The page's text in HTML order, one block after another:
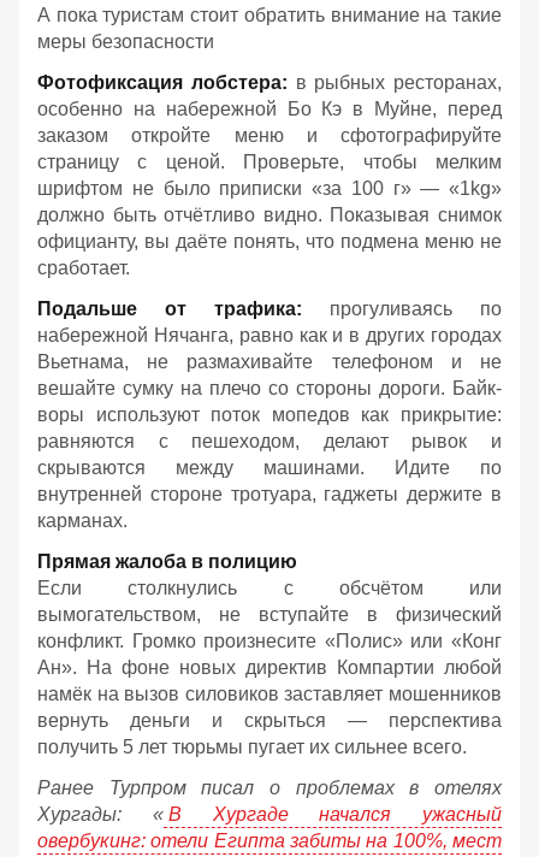
А пока туристам стоит обратить внимание на такие
меры безопасности
Фотофиксация лобстера: в рыбных ресторанах,
особенно на набережной Бо Кэ в Муйне, перед
заказом откройте меню и сфотографируйте
страницу с ценой. Проверьте, чтобы мелким
шрифтом не было приписки «за 100 г» — «1kg»
должно быть отчётливо видно. Показывая снимок
официанту, вы даёте понять, что подмена меню не
сработает.
Подальше от трафика: прогуливаясь по
набережной Нячанга, равно как и в других городах
Вьетнама, не размахивайте телефоном и не
вешайте сумку на плечо со стороны дороги. Байк-
воры используют поток мопедов как прикрытие:
равняются с пешеходом, делают рывок и
скрываются между машинами. Идите по
внутренней стороне тротуара, гаджеты держите в
карманах.
Прямая жалоба в полицию
Если столкнулись с обсчётом или
вымогательством, не вступайте в физический
конфликт. Громко произнесите «Полис» или «Конг
Ан». На фоне новых директив Компартии любой
намёк на вызов силовиков заставляет мошенников
вернуть деньги и скрыться — перспектива
получить 5 лет тюрьмы пугает их сильнее всего.
Ранее Турпром писал о проблемах в отелях
Хургады: « В Хургаде начался ужасный
овербукинг: отели Египта забиты на 100%, мест